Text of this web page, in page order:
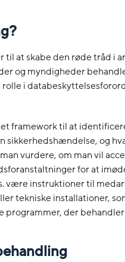
at skabe den røde tråd i
og myndigheder
i
framework til at
sikkerhedshændelse, og
vurdere, om man vil
for at
være instruktioner til
tekniske installationer,
programmer, der